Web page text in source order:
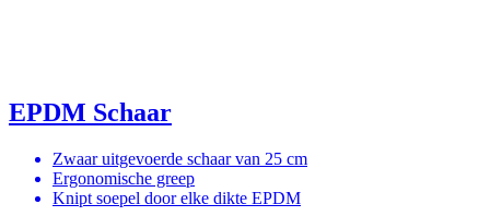
EPDM Schaar
Zwaar uitgevoerde schaar van 25 cm
Ergonomische greep
Knipt soepel door elke dikte EPDM